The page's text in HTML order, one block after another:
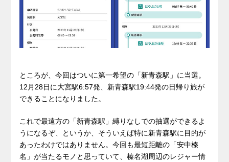
ところが、今回はついに第一希望の「新青森駅」に当選。
12月28日に大宮駅6:57発、新青森駅19:44発の日帰り旅が
できることになりました。
これで最遠方の「新青森駅」縛りなしでの抽選ができるよ
うになるぞ、というか、そういえば特に新青森駅に目的が
あったわけではありません。今回も最短距離の「安中榛
名」が当たるモノと思っていて、榛名湖周辺のレジャー情